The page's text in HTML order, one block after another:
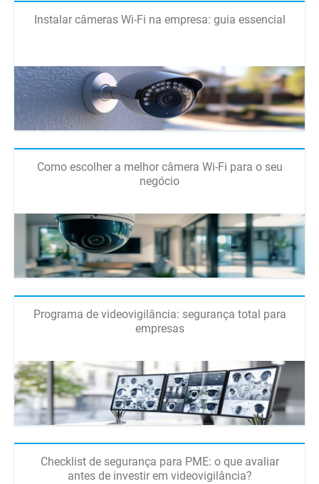
Instalar câmeras Wi-Fi na empresa: guia essencial
Como escolher a melhor câmera Wi-Fi para o seu
negócio
Programa de videovigilância: segurança total para
empresas
Checklist de segurança para PME: o que avaliar
antes de investir em videovigilância?